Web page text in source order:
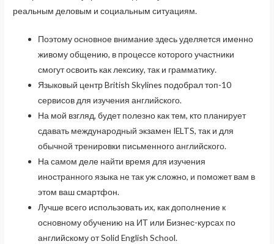
реальным деловым и социальным ситуациям.
Поэтому основное внимание здесь уделяется именно
живому общению, в процессе которого участники
смогут освоить как лексику, так и грамматику.
Языковый центр British Skylines подобрал топ-10
сервисов для изучения английского.
На мой взгляд, будет полезно как тем, кто планирует
сдавать международный экзамен IELTS, так и для
обычной тренировки письменного английского.
На самом деле найти время для изучения
иностранного языка не так уж сложно, и поможет вам в
этом ваш смартфон.
Лучше всего использовать их, как дополнение к
основному обучению на ИТ или Бизнес-курсах по
английскому от Solid English School.